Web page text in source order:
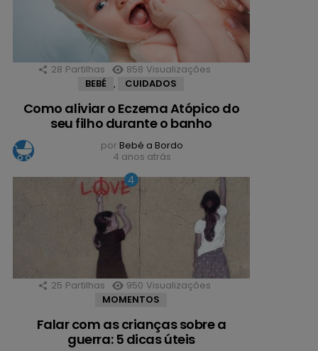
28 Partilhas 858 Visualizações
BEBÉ
CUIDADOS
Como aliviar o Eczema Atópico do
seu filho durante o banho
por Bebé a Bordo
4 anos atrás
25 Partilhas 950 Visualizações
MOMENTOS
Falar com as crianças sobre a
guerra: 5 dicas úteis